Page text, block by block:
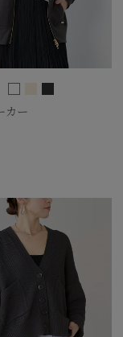
ャツ-Brezzy Almond/
カー